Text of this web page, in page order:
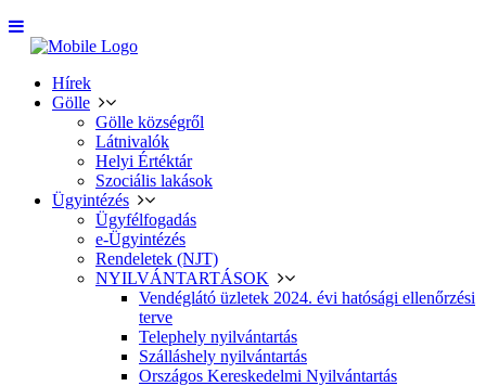
Hírek
Gölle
Gölle községről
Látnivalók
Helyi Értéktár
Szociális lakások
Ügyintézés
Ügyfélfogadás
e-Ügyintézés
Rendeletek (NJT)
NYILVÁNTARTÁSOK
Vendéglátó üzletek 2024. évi hatósági ellenőrzési
terve
Telephely nyilvántartás
Szálláshely nyilvántartás
Országos Kereskedelmi Nyilvántartás